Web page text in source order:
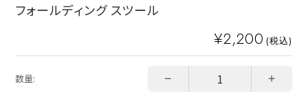
フォールディング スツール
¥2,200 (税込)
数量: − +